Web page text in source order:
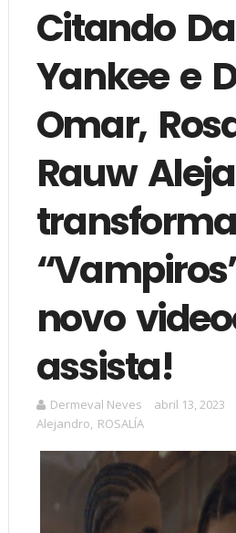
Citando
Yankee e
Omar,
Rauw
novo
assista!
Dermeval Neves abril 13, 2023
Alejandro, ROSALÍA